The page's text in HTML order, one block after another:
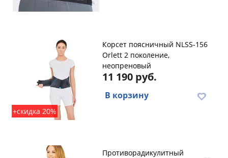
+скидка 20%
Корсет поясничный NLSS-156
Orlett 2 поколение,
неопреновый
11 190 руб.
В корзину
Противорадикулитный